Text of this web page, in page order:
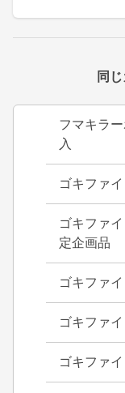
同
フマキラ
入
ゴキファ
ゴキファ
定企画品
ゴキファ
ゴキファ
ゴキファ